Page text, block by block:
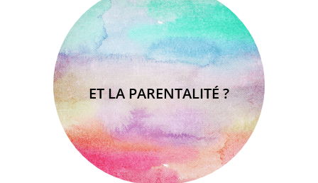
ET LA PARENTALITÉ ?